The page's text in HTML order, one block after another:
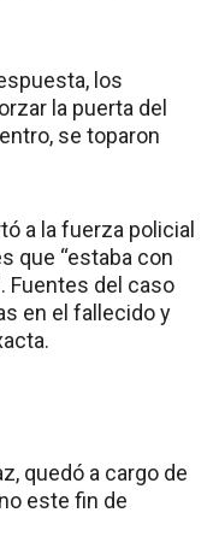
los
la puerta del
se toparon
a la fuerza policial
que “estaba con
Fuentes del caso
en el fallecido y
quedó a cargo de
este fin de